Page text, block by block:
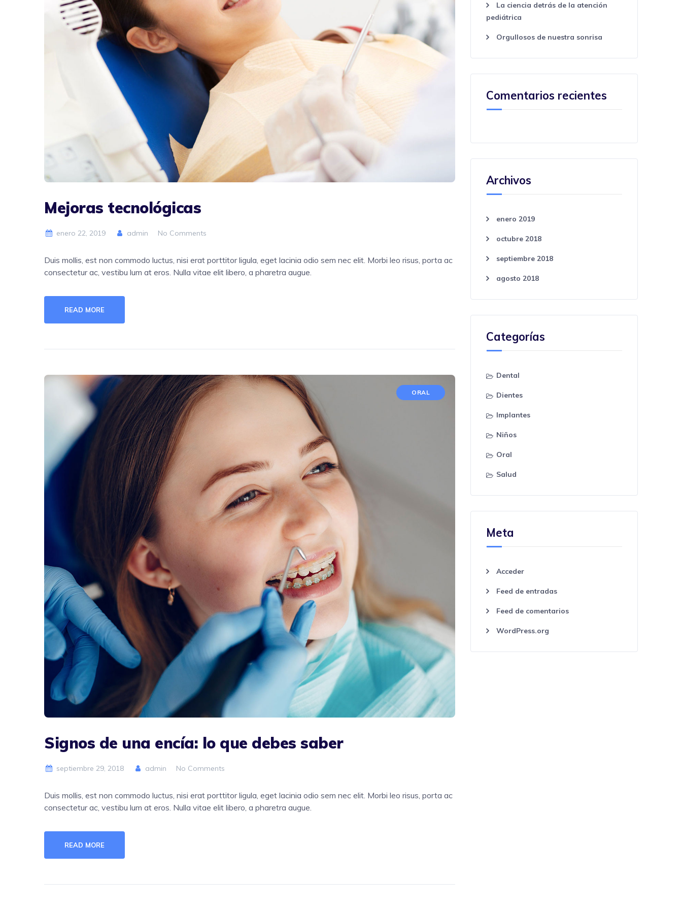
Mejoras tecnológicas
enero 22, 2019 admin No Comments
Duis mollis, est non commodo luctus, nisi erat porttitor ligula, eget lacinia odio sem nec elit. Morbi leo risus, porta ac
consectetur ac, vestibu lum at eros. Nulla vitae elit libero, a pharetra augue.
READ MORE
ORAL
Signos de una encía: lo que debes saber
septiembre 29, 2018 admin No Comments
Duis mollis, est non commodo luctus, nisi erat porttitor ligula, eget lacinia odio sem nec elit. Morbi leo risus, porta ac
consectetur ac, vestibu lum at eros. Nulla vitae elit libero, a pharetra augue.
READ MORE
La ciencia detrás de la atención
pediátrica
Orgullosos de nuestra sonrisa
Comentarios recientes
Archivos
enero 2019
octubre 2018
septiembre 2018
agosto 2018
Categorías
Dental
Dientes
Implantes
Niños
Oral
Salud
Meta
Acceder
Feed de entradas
Feed de comentarios
WordPress.org